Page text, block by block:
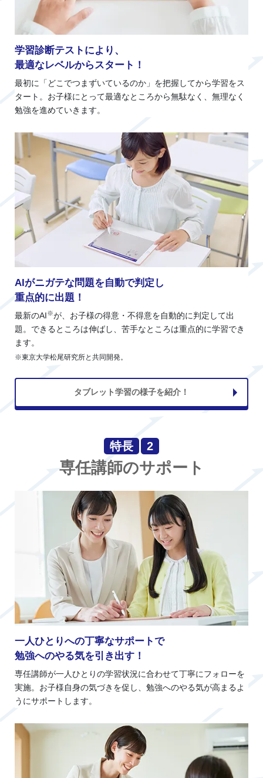
学習診断テストにより、
最適なレベルからスタート！
最初に「どこでつまずいているのか」を把握してから学習をス
タート。お子様にとって最適なところから無駄なく、無理なく
勉強を進めていきます。
AIがニガテな問題を自動で判定し
重点的に出題！
最新のAI※が、お子様の得意・不得意を自動的に判定して出
題。できるところは伸ばし、苦手なところは重点的に学習でき
ます。
※東京大学松尾研究所と共同開発。
タブレット学習の様子を紹介！
特長 2
専任講師のサポート
一人ひとりへの丁寧なサポートで
勉強へのやる気を引き出す！
専任講師が一人ひとりの学習状況に合わせて丁寧にフォローを
実施。お子様自身の気づきを促し、勉強へのやる気が高まるよ
うにサポートします。